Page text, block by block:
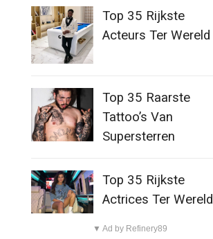
Top 35 Rijkste
Acteurs Ter Wereld
Top 35 Raarste
Tattoo’s Van
Supersterren
Top 35 Rijkste
Actrices Ter Wereld
▼ Ad by Refinery89